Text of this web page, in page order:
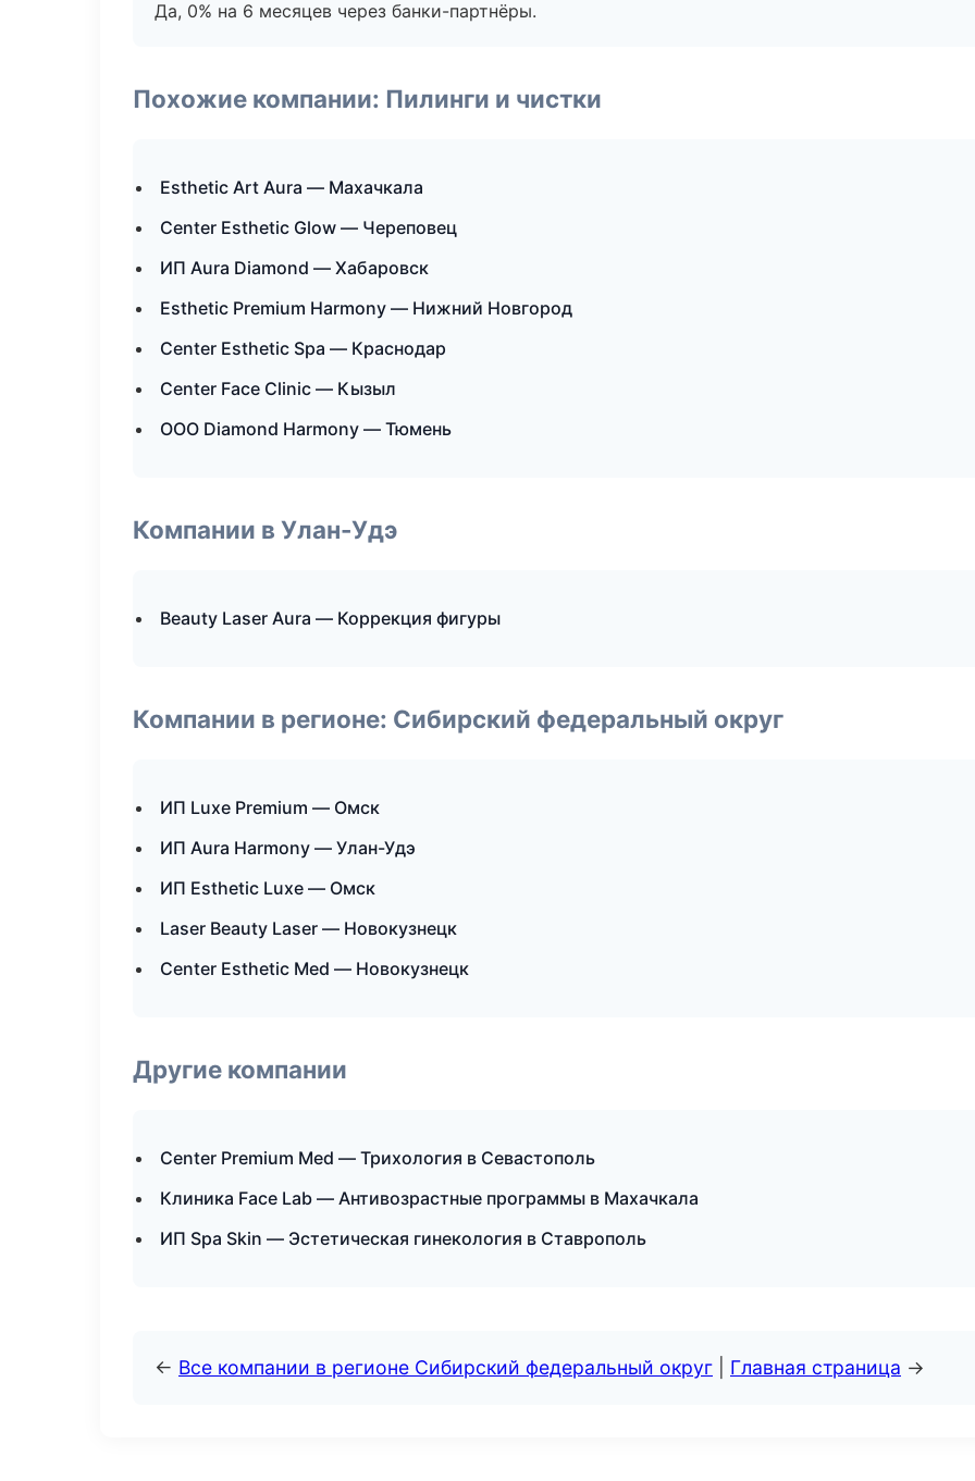
Да, 0% на 6 месяцев через банки-партнёры.
Похожие компании: Пилинги и чистки
Esthetic Art Aura — Махачкала
Center Esthetic Glow — Череповец
ИП Aura Diamond — Хабаровск
Esthetic Premium Harmony — Нижний Новгород
Center Esthetic Spa — Краснодар
Center Face Clinic — Кызыл
ООО Diamond Harmony — Тюмень
Компании в Улан-Удэ
Beauty Laser Aura — Коррекция фигуры
Компании в регионе: Сибирский федеральный округ
ИП Luxe Premium — Омск
ИП Aura Harmony — Улан-Удэ
ИП Esthetic Luxe — Омск
Laser Beauty Laser — Новокузнецк
Center Esthetic Med — Новокузнецк
Другие компании
Center Premium Med — Трихология в Севастополь
Клиника Face Lab — Антивозрастные программы в Махачкала
ИП Spa Skin — Эстетическая гинекология в Ставрополь
← Все компании в регионе Сибирский федеральный округ Главная страница →